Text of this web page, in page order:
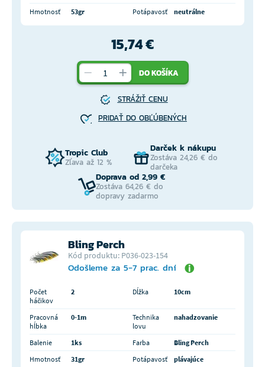
Hmotnosť
53gr Potápavosť neutrálne
15,74 €
DO KOŠÍKA
STRÁŽIŤ CENU
PRIDAŤ DO OBĽÚBENÝCH
Tropic Club
Zľava až 12 %
Darček k nákupu
Zostáva 24,26 € do
darčeka
Doprava od 2,99 €
Zostáva 64,26 € do
dopravy zadarmo
Bling Perch
Kód produktu: P036-023-154
Odošleme za 5-7 prac. dní
Počet
háčikov
2 Dĺžka 10cm
Pracovná
hĺbka
0-1m
Technika
lovu
nahadzovanie
Balenie 1ks Farba
Bling Perch
Hmotnosť
31gr Potápavosť plávajúce